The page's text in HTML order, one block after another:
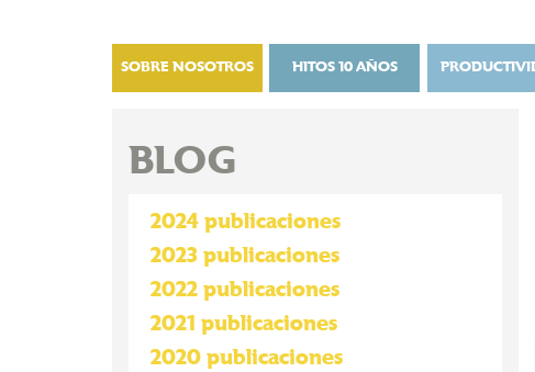
SOBRE NOSOTROS HITOS 10 AÑOS
BLOG
2024 publicaciones
2023 publicaciones
2022 publicaciones
2021 publicaciones
2020 publicaciones